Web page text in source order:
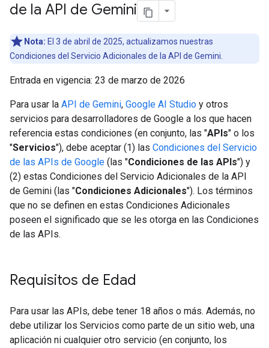
de la API de Gemini
Nota: El 3 de abril de 2025, actualizamos nuestras
Condiciones del Servicio Adicionales de la API de Gemini.
Entrada en vigencia: 23 de marzo de 2026
Para usar la API de Gemini, Google AI Studio y otros
servicios para desarrolladores de Google a los que hacen
referencia estas condiciones (en conjunto, las "APIs" o los
"Servicios"), debe aceptar (1) las Condiciones del Servicio
de las APIs de Google (las "Condiciones de las APIs") y
(2) estas Condiciones del Servicio Adicionales de la API
de Gemini (las "Condiciones Adicionales"). Los términos
que no se definen en estas Condiciones Adicionales
poseen el significado que se les otorga en las Condiciones
de las APIs.
Requisitos de Edad
Para usar las APIs, debe tener 18 años o más. Además, no
debe utilizar los Servicios como parte de un sitio web, una
aplicación ni cualquier otro servicio (en conjunto, los